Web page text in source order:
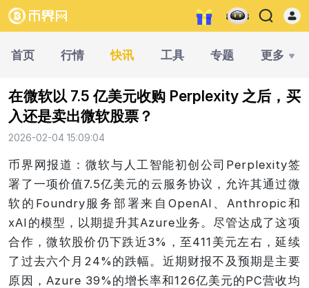
首页 行情 快讯 工具 专题 更多
在微软以 7.5 亿美元收购 Perplexity 之后，买
入还是卖出微软股票？
2026-02-04 15:09:04
币界网报道：微软与人工智能初创公司Perplexity签
署了一项价值7.5亿美元的云服务协议，允许其通过微
软的Foundry服务部署来自OpenAI、Anthropic和
xAI的模型，以期提升其Azure业务。尽管达成了这项
合作，微软股价仍下跌近3%，至411美元左右，延续
了过去六个月24%的跌幅。近期财报不及预期是主要
原因，Azure 39%的增长率和126亿美元的PC营收均